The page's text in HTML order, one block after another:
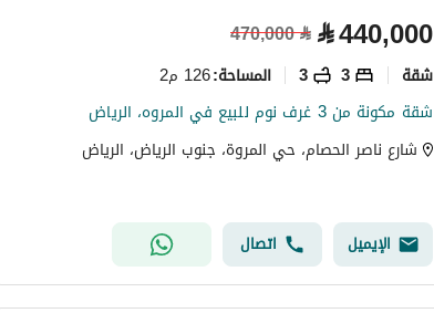
⃁440,000
⃁
470,000
شقة 3
3 المساحة:126 م2
شقة مكونة من 3 غرف نوم للبيع في المروه، الرياض
شارع ناصر الحصام، حي المروة، جنوب الرياض، الرياض
الإيميل اتصال